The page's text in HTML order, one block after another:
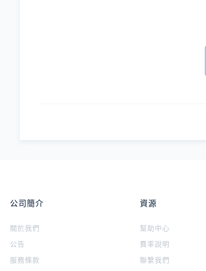
公司簡介
關於我們
公告
服務條款
資源
幫助中心
費率說明
聯繫我們